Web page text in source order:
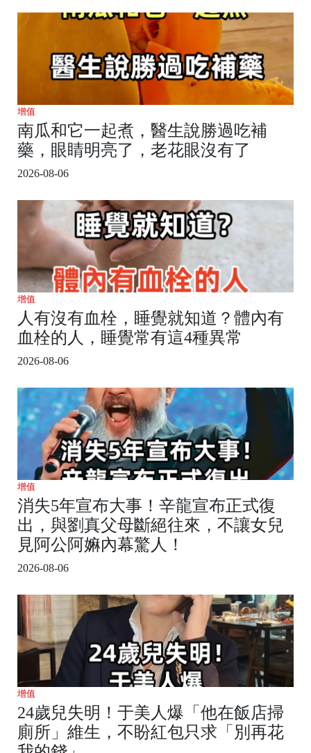
增值
南瓜和它一起煮，醫生說勝過吃補
藥，眼睛明亮了，老花眼沒有了
2026-08-06
增值
人有沒有血栓，睡覺就知道？體內有
血栓的人，睡覺常有這4種異常
2026-08-06
增值
消失5年宣布大事！辛龍宣布正式復
出，與劉真父母斷絕往來，不讓女兒
見阿公阿嫲內幕驚人！
2026-08-06
增值
24歲兒失明！于美人爆「他在飯店掃
廁所」維生，不盼紅包只求「別再花